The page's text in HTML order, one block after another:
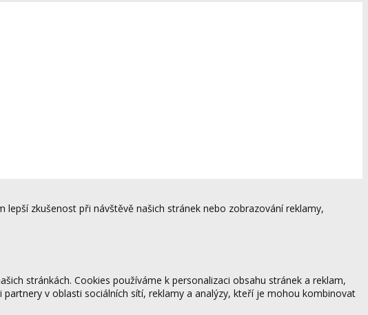
zkušenost při návštěvě našich stránek nebo zobrazování reklamy,
stránkách. Cookies používáme k personalizaci obsahu stránek a reklam,
v oblasti sociálních sítí, reklamy a analýzy, kteří je mohou kombinovat